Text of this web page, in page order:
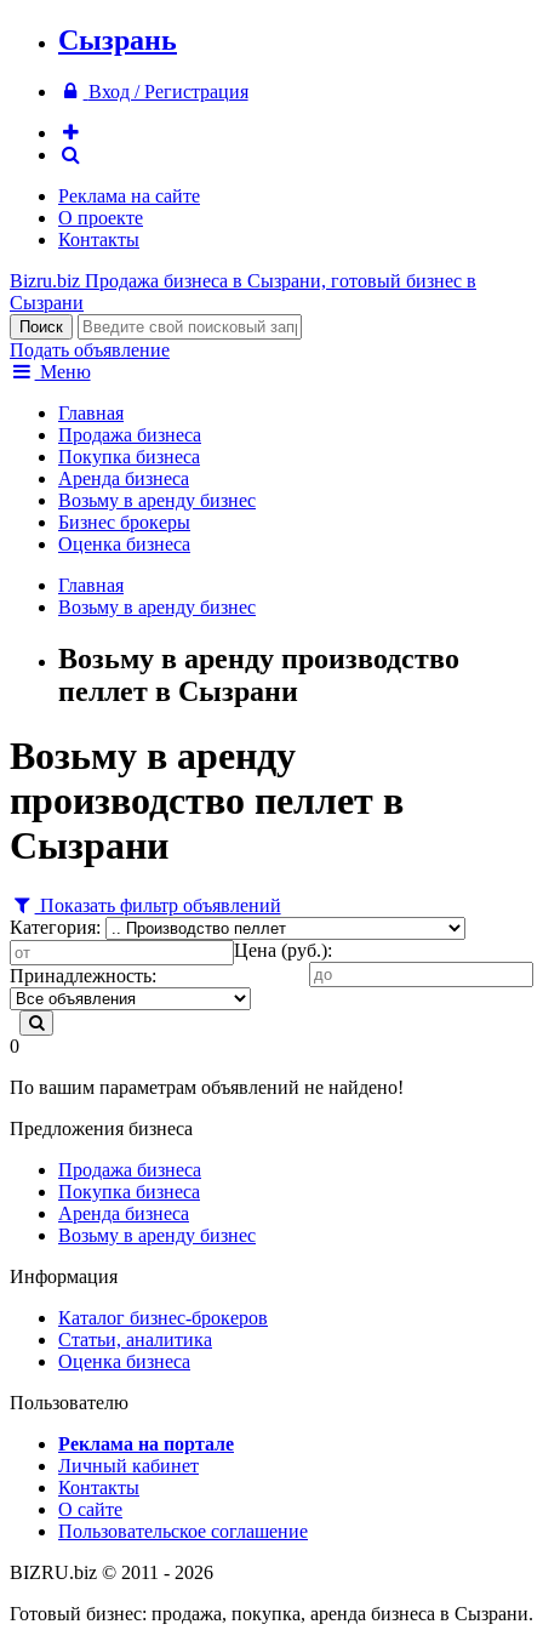
Сызрань
Вход / Регистрация
Реклама на сайте
О проекте
Контакты
Bizru.biz Продажа бизнеса в Сызрани, готовый бизнес в
Сызрани
Подать объявление
Меню
Главная
Продажа бизнеса
Покупка бизнеса
Аренда бизнеса
Возьму в аренду бизнес
Бизнес брокеры
Оценка бизнеса
Главная
Возьму в аренду бизнес
Возьму в аренду производство
пеллет в Сызрани
Возьму в аренду
производство пеллет в
Сызрани
Показать фильтр объявлений
Категория:
Цена (руб.):
Принадлежность:
0
По вашим параметрам объявлений не найдено!
Предложения бизнеса
Продажа бизнеса
Покупка бизнеса
Аренда бизнеса
Возьму в аренду бизнес
Информация
Каталог бизнес-брокеров
Статьи, аналитика
Оценка бизнеса
Пользователю
Реклама на портале
Личный кабинет
Контакты
О сайте
Пользовательское соглашение
BIZRU.biz © 2011 - 2026
Готовый бизнес: продажа, покупка, аренда бизнеса в Сызрани.